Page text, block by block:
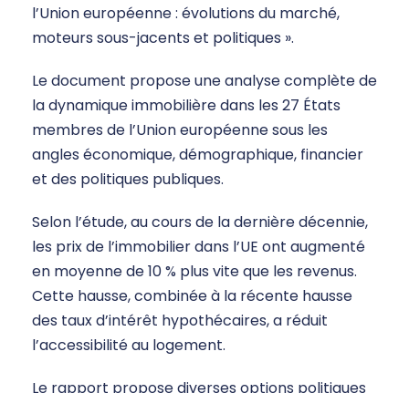
l’Union européenne : évolutions du marché,
moteurs sous-jacents et politiques ».
Le document propose une analyse complète de
la dynamique immobilière dans les 27 États
membres de l’Union européenne sous les
angles économique, démographique, financier
et des politiques publiques.
Selon l’étude, au cours de la dernière décennie,
les prix de l’immobilier dans l’UE ont augmenté
en moyenne de 10 % plus vite que les revenus.
Cette hausse, combinée à la récente hausse
des taux d’intérêt hypothécaires, a réduit
l’accessibilité au logement.
Le rapport propose diverses options politiques